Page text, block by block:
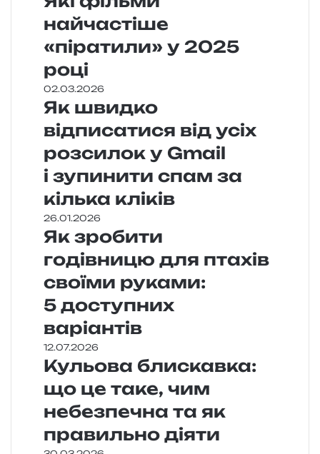
найчастіше
«піратили» у 2025
році
02.03.2026
Як швидко
відписатися від усіх
розсилок у Gmail
і зупинити спам за
кілька кліків
26.01.2026
Як зробити
годівницю для птахів
своїми руками:
5 доступних
варіантів
12.07.2026
Кульова блискавка:
що це таке, чим
небезпечна та як
правильно діяти